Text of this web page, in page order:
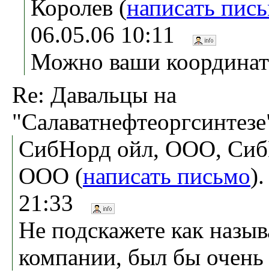
Королев (написать
06.05.06 10:11
Можно ваши
Re: Давальцы на
СибНорд ойл, ООО,
ООО (написать письмо
21:33
Не подскажете как
компании, был бы очень